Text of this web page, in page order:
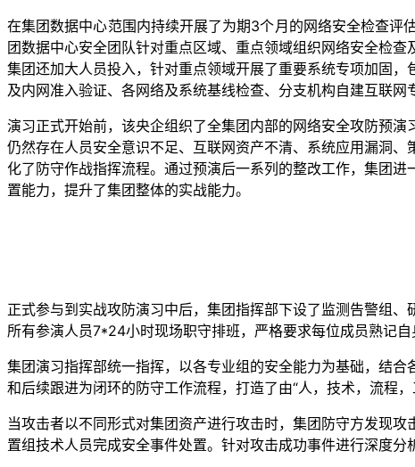
在集团数据中心范围内持续开展了为期3个月的网络安全检查
团数据中心安全团队针对重点区域、重点领域组织网络安全检
集团还加大人员投入，针对重点领域开展了重要系统专项加固
及内网准入验证、各网络及系统基线检查、分支机构自建互联网
演习正式开始前，该央企组织了全集团内部的网络安全攻防预
仍然存在人员安全意识不足、互联网资产不清、系统应用漏洞
化了防守作战指挥流程。通过预演后一系列的整改工作，集团
置能力，提升了集团整体的实战能力。
正式参与到实战攻防演习中后，集团指挥部下设了监测告警组
所有参演人员7*24小时现场职守排班，严格要求每位成员熟记
集团演习指挥部统一指挥，以各专业组的安全能力为基础，结
和后续跟进为闭环的防守工作流程，打造了由“人，技术，流程，
当攻击者以不同形式对集团资产进行攻击时，集团防守方发现
置组技术人员完成安全事件处置。针对攻击成功事件进行深度